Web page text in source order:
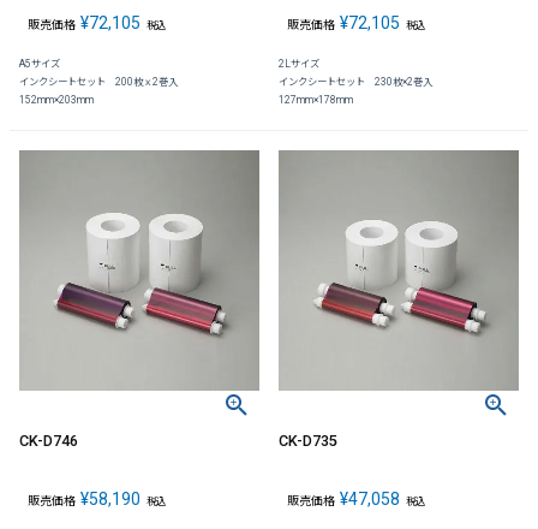
販売価格 ¥72,105 税込
A5サイズ
インクシートセット 200枚ｘ2巻入
152mm×203mm
販売価格 ¥72,105 税込
2Lサイズ
インクシートセット 230枚×2巻入
127mm×178mm
CK-D746
販売価格 ¥58,190 税込
CK-D735
販売価格 ¥47,058 税込